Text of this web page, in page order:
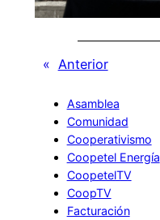
« Anterior
Asamblea
Comunidad
Cooperativismo
Coopetel Energía
CoopetelTV
CoopTV
Facturación